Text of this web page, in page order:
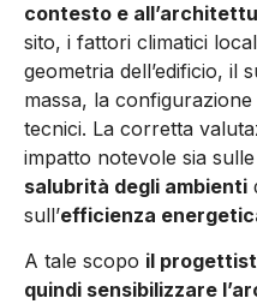
contesto e
sito, i fattori climatici
geometria dell’edificio, il
massa, la
tecnici. La corretta
impatto notevole sia sulle
salubrità degli am­bienti
sull’efficienza
A tale scopo il
quindi sensibiliz­zare